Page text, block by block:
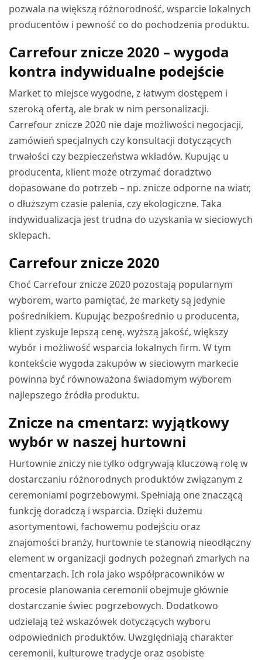
pozwala na większą różnorodność, wsparcie lokalnych
producentów i pewność co do pochodzenia produktu.
Carrefour znicze 2020 – wygoda
kontra indywidualne podejście
Market to miejsce wygodne, z łatwym dostępem i
szeroką ofertą, ale brak w nim personalizacji.
Carrefour znicze 2020 nie daje możliwości negocjacji,
zamówień specjalnych czy konsultacji dotyczących
trwałości czy bezpieczeństwa wkładów. Kupując u
producenta, klient może otrzymać doradztwo
dopasowane do potrzeb – np. znicze odporne na wiatr,
o dłuższym czasie palenia, czy ekologiczne. Taka
indywidualizacja jest trudna do uzyskania w sieciowych
sklepach.
Carrefour znicze 2020
Choć Carrefour znicze 2020 pozostają popularnym
wyborem, warto pamiętać, że markety są jedynie
pośrednikiem. Kupując bezpośrednio u producenta,
klient zyskuje lepszą cenę, wyższą jakość, większy
wybór i możliwość wsparcia lokalnych firm. W tym
kontekście wygoda zakupów w sieciowym markecie
powinna być równoważona świadomym wyborem
najlepszego źródła produktu.
Znicze na cmentarz: wyjątkowy
wybór w naszej hurtowni
Hurtownie zniczy nie tylko odgrywają kluczową rolę w
dostarczaniu różnorodnych produktów związanym z
ceremoniami pogrzebowymi. Spełniają one znaczącą
funkcję doradczą i wsparcia. Dzięki dużemu
asortymentowi, fachowemu podejściu oraz
znajomości branży, hurtownie te stanowią nieodłączny
element w organizacji godnych pożegnań zmarłych na
cmentarzach. Ich rola jako współpracowników w
procesie planowania ceremonii obejmuje głównie
dostarczanie świec pogrzebowych. Dodatkowo
udzielają też wskazówek dotyczących wyboru
odpowiednich produktów. Uwzględniają charakter
ceremonii, kulturowe tradycje oraz osobiste